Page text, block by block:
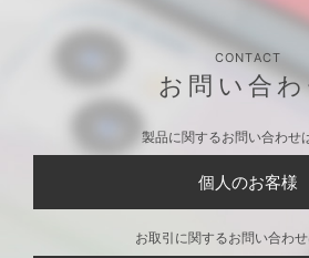
CONTACT
お問い合わ
製品に関するお問い合わせ
個人のお客様
お取引に関するお問い合わ